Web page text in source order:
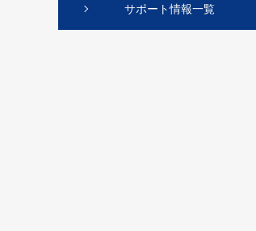
サポート情報一覧